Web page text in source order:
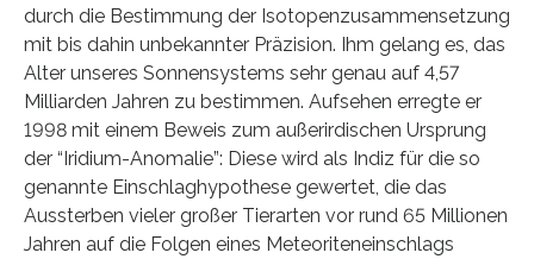
durch die Bestimmung der Isotopenzusammensetzung
mit bis dahin unbekannter Präzision. Ihm gelang es, das
Alter unseres Sonnensystems sehr genau auf 4,57
Milliarden Jahren zu bestimmen. Aufsehen erregte er
1998 mit einem Beweis zum außerirdischen Ursprung
der “Iridium-Anomalie”: Diese wird als Indiz für die so
genannte Einschlaghypothese gewertet, die das
Aussterben vieler großer Tierarten vor rund 65 Millionen
Jahren auf die Folgen eines Meteoriteneinschlags